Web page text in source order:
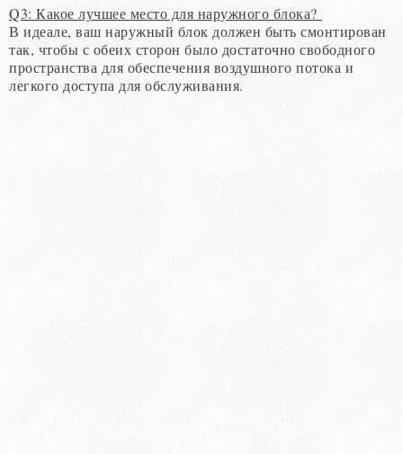
Q3: Какое лучшее место для наружного блока?
В идеале, ваш наружный блок должен быть смонтирован
так, чтобы с обеих сторон было достаточно свободного
пространства для обеспечения воздушного потока и
легкого доступа для обслуживания.